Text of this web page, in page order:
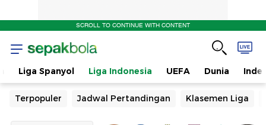
SCROLL TO CONTINUE WITH CONTENT
Liga Spanyol Liga Indonesia UEFA Dunia
Terpopuler Jadwal Pertandingan Klasemen Liga